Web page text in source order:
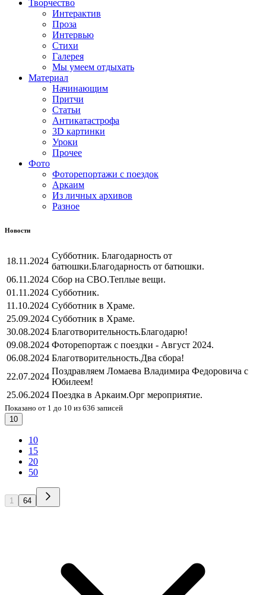
Творчество
Интерактив
Проза
Интервью
Стихи
Галерея
Мы умеем отдыхать
Материал
Начинающим
Притчи
Статьи
Антикатастрофа
3D картинки
Уроки
Прочее
Фото
Фоторепортажи с поездок
Аркаим
Из личных архивов
Разное
Новости
18.11.2024
Субботник. Благодарность от
батюшки.Благодарность от батюшки.
06.11.2024 Сбор на СВО.Теплые вещи.
01.11.2024 Субботник.
11.10.2024 Субботник в Храме.
25.09.2024 Субботник в Храме.
30.08.2024 Благотворительность.Благодарю!
09.08.2024 Фоторепортаж с поездки - Август 2024.
06.08.2024 Благотворительность.Два сбора!
22.07.2024
Поздравляем Ломаева Владимира Федоровича с
Юбилеем!
25.06.2024 Поездка в Аркаим.Орг мероприятие.
Показано от 1 до 10 из 636 записей
10
10
15
20
50
1 64